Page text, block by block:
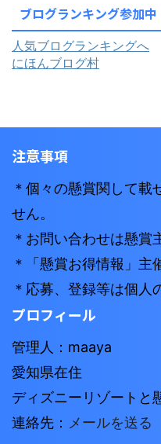
ブログランキング参加中
人気ブログランキングへ
にほんブログ村
注意事項
＊個々の懸賞関して載
せん。
＊お問い合わせは懸賞
＊「懸賞お得情報」主
＊応募、登録等は個人
プロフィール
管理人：maaya
愛知県在住
ディズニーリゾートと
連絡先： メールを送る